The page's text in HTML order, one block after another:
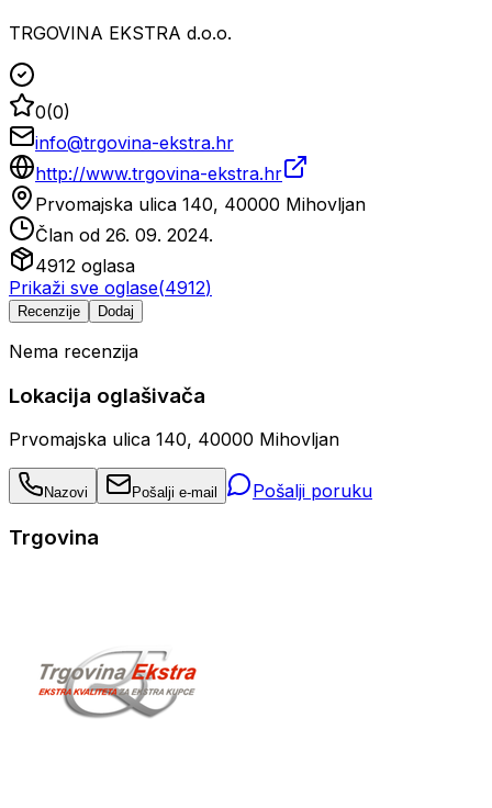
TRGOVINA EKSTRA d.o.o.
0(0)
info@trgovina-ekstra.hr
http://www.trgovina-ekstra.hr
Prvomajska ulica 140, 40000 Mihovljan
Član od 26. 09. 2024.
4912 oglasa
Prikaži sve oglase(4912)
Recenzije Dodaj
Nema recenzija
Lokacija oglašivača
Prvomajska ulica 140, 40000 Mihovljan
Nazovi Pošalji e-mail Pošalji poruku
Trgovina